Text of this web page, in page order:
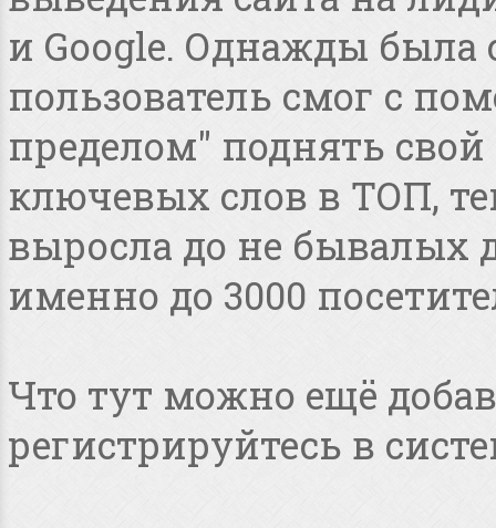
и Google. Однажды была
пользователь смог с
пределом" поднять свой
ключевых слов в ТОП,
выросла до не бывалых
именно до 3000
Что тут можно ещё
регистрируйтесь в